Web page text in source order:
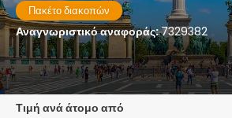
Πακέτο διακοπών
Αναγνωριστικό αναφοράς:7329382
τιμή ανά άτομο από